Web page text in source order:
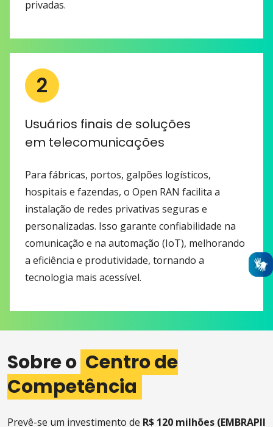
privadas.
2
Usuários finais de soluções
em telecomunicações
Para fábricas, portos, galpões logísticos,
hospitais e fazendas, o Open RAN facilita a
instalação de redes privativas seguras e
personalizadas. Isso garante confiabilidade na
comunicação e na automação (IoT), melhorando
a eficiência e produtividade, tornando a
tecnologia mais acessível.
Sobre o Centro de
Competência
Prevê-se um investimento de R$ 120 milhões (EMBRAPII